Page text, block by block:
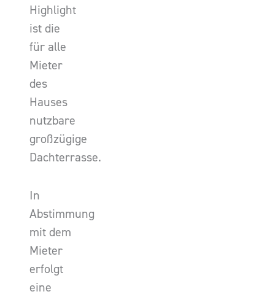
Highlight
ist die
für alle
Mieter
des
Hauses
nutzbare
großzügige
Dachterrasse.
In
Abstimmung
mit dem
Mieter
erfolgt
eine